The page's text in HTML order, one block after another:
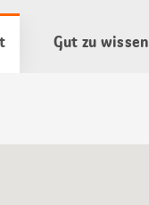
Gut zu wissen